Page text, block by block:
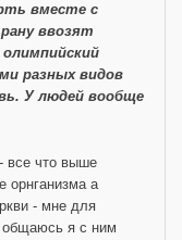
вместе с
ввозят
разных видов
У людей вообще
все что выше
орнганизма а
- мне для
общаюсь я с ним